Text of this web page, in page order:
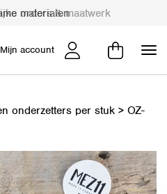
materialen
Mijn account
onderzetters per stuk > OZ-